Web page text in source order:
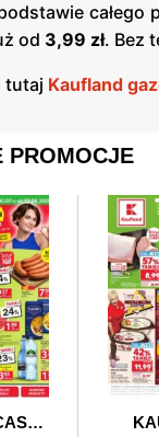
całego
od 3,99 zł. Bez
tutaj Kaufland